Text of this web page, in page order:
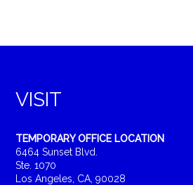
VISIT
TEMPORARY OFFICE LOCATION
6464 Sunset Blvd.
Ste. 1070
Los Angeles, CA, 90028